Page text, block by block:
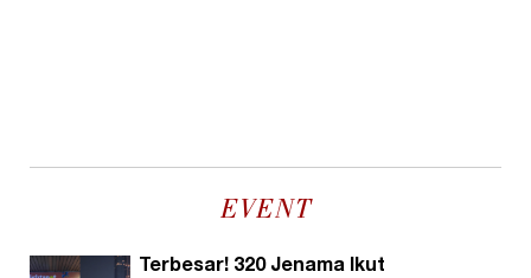
EVENT
Terbesar! 320 Jenama Ikut